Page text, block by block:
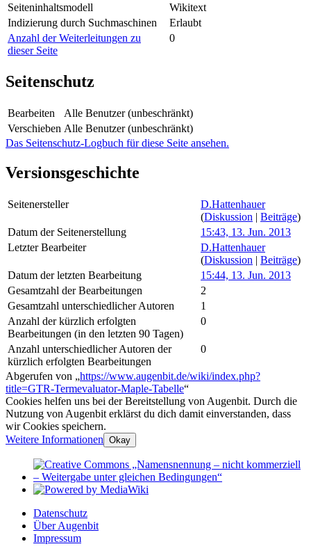
Seiteninhaltsmodell
Wikitext
Indizierung durch Suchmaschinen
Erlaubt
Anzahl der Weiterleitungen zu
dieser Seite
0
Seitenschutz
Bearbeiten
Alle Benutzer (unbeschränkt)
Verschieben Alle Benutzer (unbeschränkt)
Das Seitenschutz-Logbuch für diese Seite ansehen.
Versionsgeschichte
Seitenersteller
D.Hattenhauer
(Diskussion | Beiträge)
Datum der Seitenerstellung
15:43, 13. Jun. 2013
Letzter Bearbeiter
D.Hattenhauer
(Diskussion | Beiträge)
Datum der letzten Bearbeitung
15:44, 13. Jun. 2013
Gesamtzahl der Bearbeitungen
2
Gesamtzahl unterschiedlicher Autoren
1
Anzahl der kürzlich erfolgten
Bearbeitungen (in den letzten 90 Tagen)
0
Anzahl unterschiedlicher Autoren der
kürzlich erfolgten Bearbeitungen
0
Abgerufen von „https://www.augenbit.de/wiki/index.php?
title=GTR-Termevaluator-Maple-Tabelle“
Cookies helfen uns bei der Bereitstellung von Augenbit. Durch die
Nutzung von Augenbit erklärst du dich damit einverstanden, dass
wir Cookies speichern.
Weitere Informationen Okay
Datenschutz
Über Augenbit
Impressum